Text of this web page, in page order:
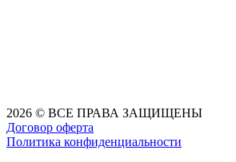
2026 © ВСЕ ПРАВА ЗАЩИЩЕНЫ
Договор оферта
Политика конфиденциальности